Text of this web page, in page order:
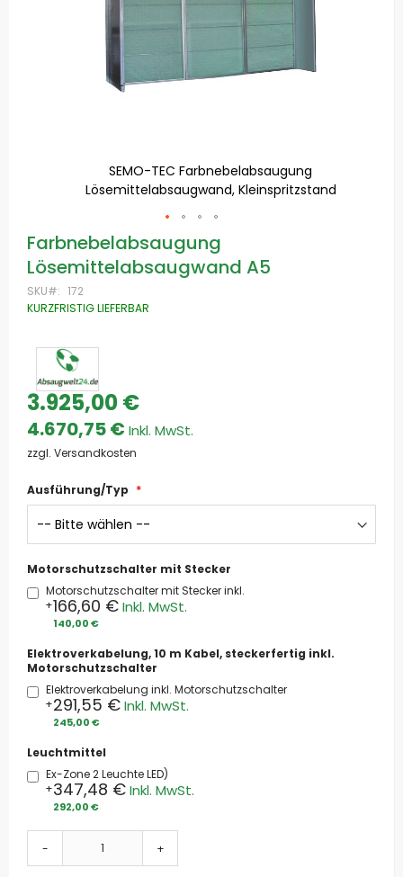
SEMO-TEC Farbnebelabsaugung
Lösemittelabsaugwand, Kleinspritzstand
Zum
Anfang
der
springen
Farbnebelabsaugung
Lösemittelabsaugwand A5
SKU
172
KURZFRISTIG LIEFERBAR
4.670,75 €
3.925,00 €
zzgl. Versandkosten
Ausführung/Typ
Motorschutzschalter mit Stecker
Motorschutzschalter mit Stecker inkl.
+166,60 €
140,00 €
Elektroverkabelung, 10 m Kabel, steckerfertig inkl.
Motorschutzschalter
Elektroverkabelung inkl. Motorschutzschalter
+291,55 €
245,00 €
Leuchtmittel
Ex-Zone 2 Leuchte LED)
+347,48 €
292,00 €
- +